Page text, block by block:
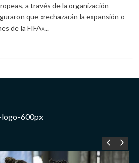
a través de la organización
que «rechazarán la expansión o
de la FIFA»...